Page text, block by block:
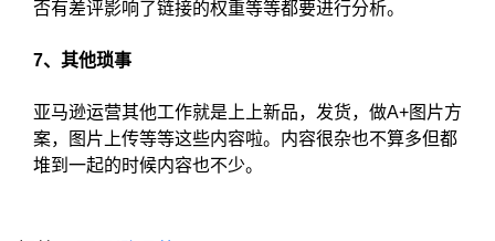
否有差评影响了链接的权重等等都要进行分析。
7、其他琐事
亚马逊运营其他工作就是上上新品，发货，做A+图片方
案，图片上传等等这些内容啦。内容很杂也不算多但都
堆到一起的时候内容也不少。